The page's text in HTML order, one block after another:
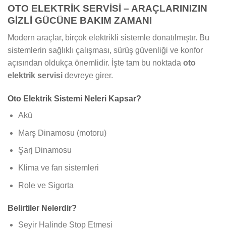
OTO ELEKTRİK SERVİSİ – ARAÇLARINIZIN
GİZLİ GÜCÜNE BAKIM ZAMANI
Modern araçlar, birçok elektrikli sistemle donatılmıştır. Bu
sistemlerin sağlıklı çalışması, sürüş güvenliği ve konfor
açısından oldukça önemlidir. İşte tam bu noktada oto
elektrik servisi devreye girer.
Oto Elektrik Sistemi Neleri Kapsar?
Akü
Marş Dinamosu (motoru)
Şarj Dinamosu
Klima ve fan sistemleri
Role ve Sigorta
Belirtiler Nelerdir?
Seyir Halinde Stop Etmesi